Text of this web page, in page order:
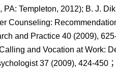
Templeton, 2012); B. J.
Counseling:
and Practice 40 (2009),
and Vocation at Work:
37 (2009), 424-450